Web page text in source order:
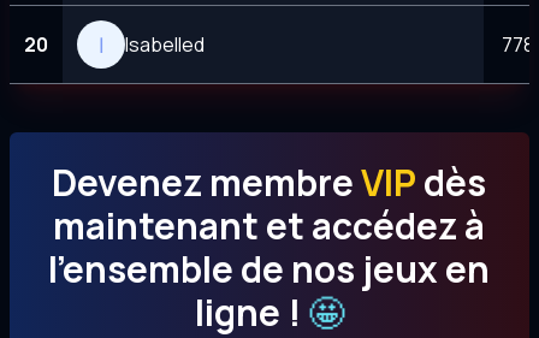
20 Isabelled
Devenez membreVIPdès
maintenant et accédez à
l’ensemble de nos jeux en
ligne ! 🤩